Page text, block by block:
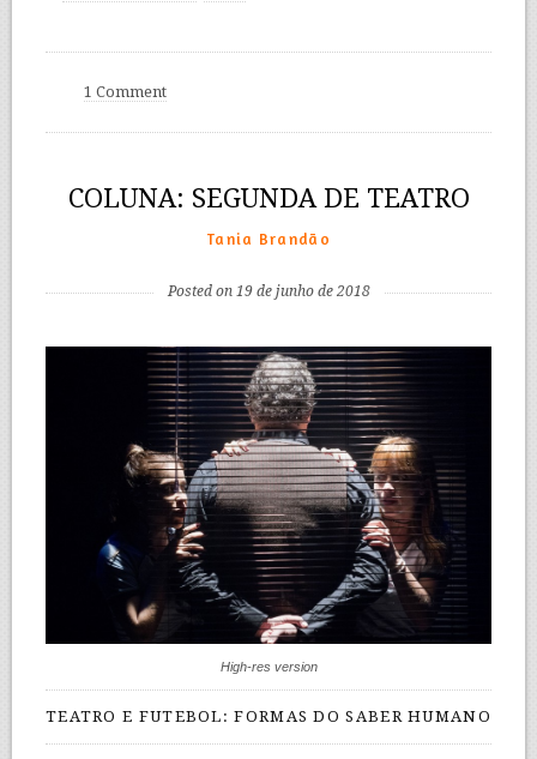
1 Comment
COLUNA: SEGUNDA DE TEATRO
Tania Brandão
Posted on 19 de junho de 2018
High-res version
TEATRO E FUTEBOL: FORMAS DO SABER HUMANO